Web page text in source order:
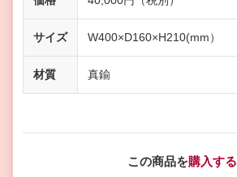
サイズ W400×D160×H210(mm）
材質 真鍮
この商品を購入する